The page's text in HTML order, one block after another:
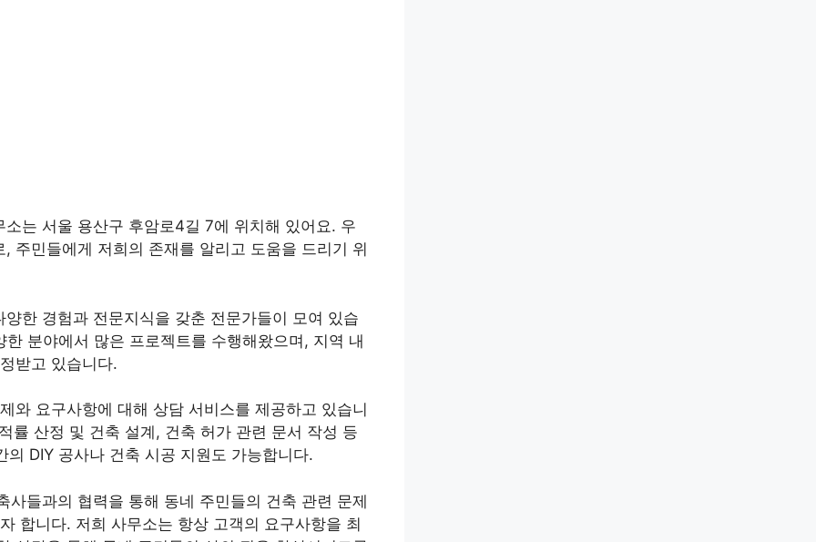
는 서울 용산구 후암로4길 7에 위치해 있어요. 우
주민들에게 저희의 존재를 알리고 도움을 드리기 위
한 경험과 전문지식을 갖춘 전문가들이 모여 있습
분야에서 많은 프로젝트를 수행해왔으며, 지역 내
받고 있습니다.
와 요구사항에 대해 상담 서비스를 제공하고 있습니
률 산정 및 건축 설계, 건축 허가 관련 문서 작성 등
DIY 공사나 건축 시공 지원도 가능합니다.
들과의 협력을 통해 동네 주민들의 건축 관련 문제
합니다. 저희 사무소는 항상 고객의 요구사항을 최